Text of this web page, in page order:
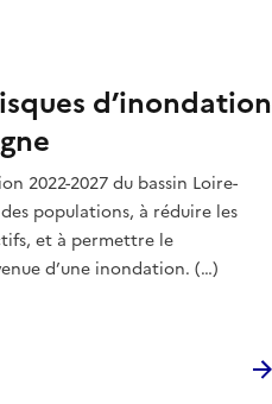
d’inondation
2022-2027 du bassin Loire-
populations, à réduire les
et à permettre le
d’une inondation. (…)